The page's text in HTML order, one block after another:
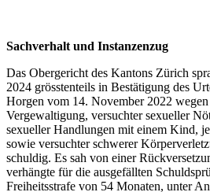
Sachverhalt und Instanzenzug
Das Obergericht des Kantons Zürich
2024 grösstenteils in Bestätigung des
Horgen vom 14. November 2022
Vergewaltigung, versuchter sexueller
sexueller Handlungen mit einem Kind,
sowie versuchter schwerer
schuldig. Es sah von einer
verhängte für die ausgefällten
Freiheitsstrafe von 54 Monaten, unter